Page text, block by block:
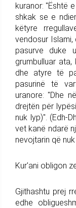
kuranor: "Është
shkak se e
këtyre
vendosur
pasurve duke
grumbulluar
dhe atyre të
pasurinë të
uranore: "Dhe
drejtën për
nuk lyp)". (Edh-
vet kanë ndarë
nevojtarin që
Kur'ani obligon
Gjithashtu prej
edhe